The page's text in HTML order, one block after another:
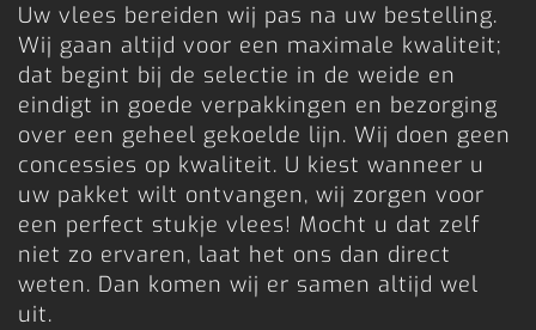
Uw vlees bereiden wij pas na uw bestelling.
Wij gaan altijd voor een maximale kwaliteit;
dat begint bij de selectie in de weide en
eindigt in goede verpakkingen en bezorging
over een geheel gekoelde lijn. Wij doen geen
concessies op kwaliteit. U kiest wanneer u
uw pakket wilt ontvangen, wij zorgen voor
een perfect stukje vlees! Mocht u dat zelf
niet zo ervaren, laat het ons dan direct
weten. Dan komen wij er samen altijd wel
uit.